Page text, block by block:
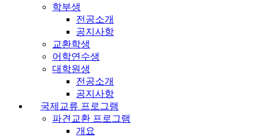
학부생
전공소개
공지사항
교환학생
어학연수생
대학원생
전공소개
공지사항
국제교류 프로그램
파견교환 프로그램
개요